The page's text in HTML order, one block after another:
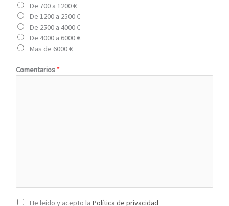
De 700 a 1200 €
De 1200 a 2500 €
De 2500 a 4000 €
De 4000 a 6000 €
Mas de 6000 €
Comentarios *
C
He leído y acepto la Política de privacidad